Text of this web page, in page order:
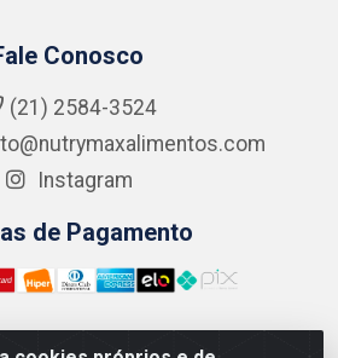
Conosco
(21) 2584-3524
Instagram
de Pagamento